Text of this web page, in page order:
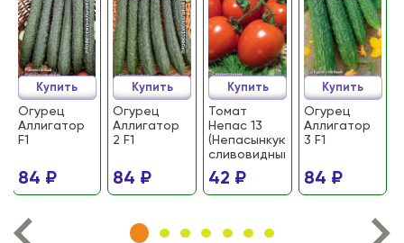
Огурец
Аллигатор
F1
84 ₽
Купить
Огурец
Аллигатор
2 F1
84 ₽
Купить
Томат
Непас 13
(Непасынкующийся
сливовидный)
42 ₽
Купить
Огурец
Аллигатор
3 F1
84 ₽
Купить